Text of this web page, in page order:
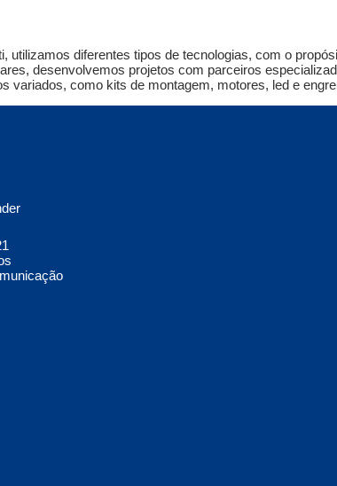
utilizamos diferentes tipos de tecnologias, com o
desenvolvemos projetos com parceiros
variados, como kits de montagem, motores, led e